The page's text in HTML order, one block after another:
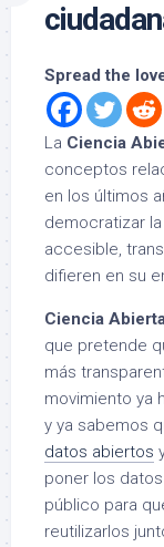
Spread the
La Ciencia
conceptos
en los últimos
democratizar
accesible,
difieren en su
Ciencia
que pretende
más
movimiento ya
y ya sabemos
datos abiertos
poner los
público para
reutilizarlos